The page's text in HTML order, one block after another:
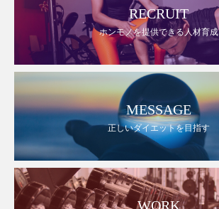
RECRUIT
ホンモノを提供できる人材育成
MESSAGE
正しいダイエットを目指す
WORK